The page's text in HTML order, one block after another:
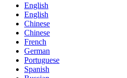
English
English
Chinese
Chinese
French
German
Portuguese
Spanish